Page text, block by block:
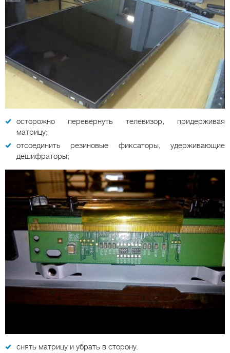
осторожно перевернуть телевизор, придерживая
матрицу;
отсоединить резиновые фиксаторы, удерживающие
дешифраторы;
снять матрицу и убрать в сторону.